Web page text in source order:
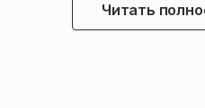
Читать